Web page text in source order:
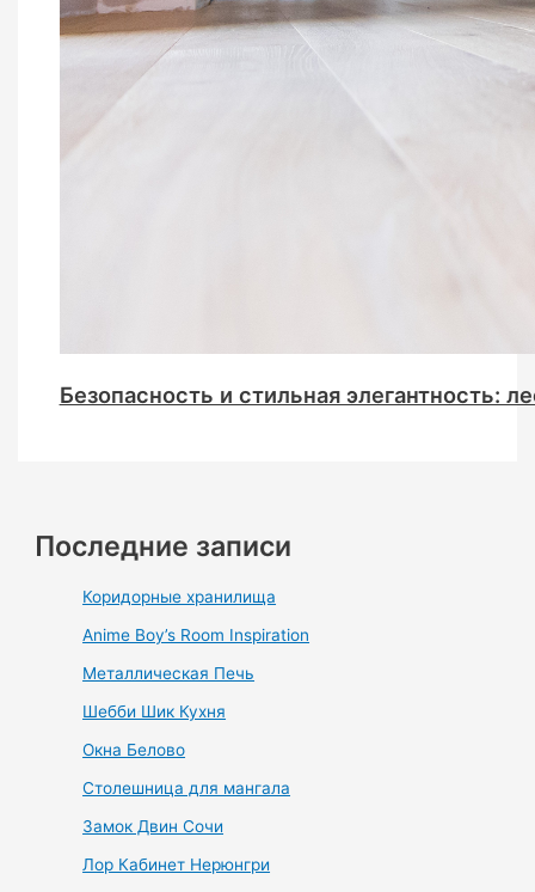
Безопасность и стильная элегантность:
Последние записи
Коридорные хранилища
Anime Boy’s Room Inspiration
Металлическая Печь
Шебби Шик Кухня
Окна Белово
Столешница для мангала
Замок Двин Сочи
Лор Кабинет Нерюнгри